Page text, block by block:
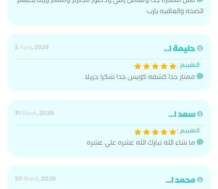
الصحه والعافيه يارب
حليمة ا...
5 April, 2026
التقييم :
ممتاز جدا كشفه كويس جدا شكرا جزيلا
سعد ا...
31 March, 2026
التقييم :
ما شاء الله تبارك الله عشره علي عشره
محمد ا...
30 March, 2026